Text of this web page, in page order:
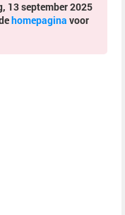
13 september 2025
homepagina voor